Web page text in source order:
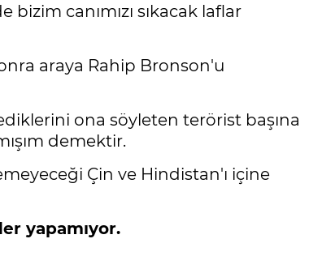
canımızı sıkacak laflar
araya Rahip Bronson'u
ona söyleten terörist başına
demektir.
Çin ve Hindistan'ı içine
yapamıyor.